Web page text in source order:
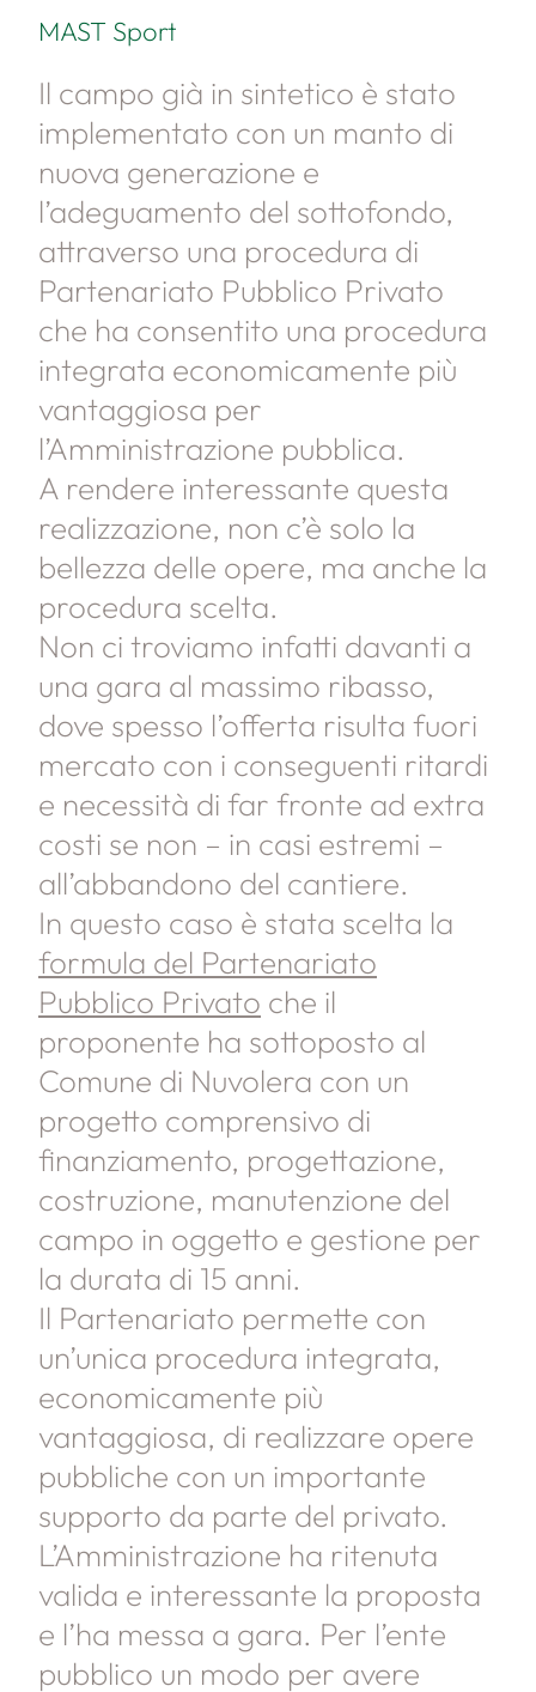
MAST Sport
Il campo già in sintetico è stato
implementato con un manto di
nuova generazione e
l’adeguamento del sottofondo,
attraverso una procedura di
Partenariato Pubblico Privato
che ha consentito una procedura
integrata economicamente più
vantaggiosa per
l’Amministrazione pubblica.
A rendere interessante questa
realizzazione, non c’è solo la
bellezza delle opere, ma anche la
procedura scelta.
Non ci troviamo infatti davanti a
una gara al massimo ribasso,
dove spesso l’offerta risulta fuori
mercato con i conseguenti ritardi
e necessità di far fronte ad extra
costi se non – in casi estremi –
all’abbandono del cantiere.
In questo caso è stata scelta la
formula del Partenariato
Pubblico Privato che il
proponente ha sottoposto al
Comune di Nuvolera con un
progetto comprensivo di
finanziamento, progettazione,
costruzione, manutenzione del
campo in oggetto e gestione per
la durata di 15 anni.
Il Partenariato permette con
un’unica procedura integrata,
economicamente più
vantaggiosa, di realizzare opere
pubbliche con un importante
supporto da parte del privato.
L’Amministrazione ha ritenuta
valida e interessante la proposta
e l’ha messa a gara. Per l’ente
pubblico un modo per avere